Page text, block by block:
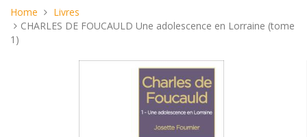
You
are
here:
Home
Livres
CHARLES DE FOUCAULD Une adolescence en Lorraine (tome
1)